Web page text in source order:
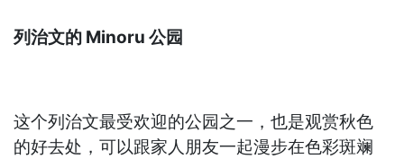
列治文的 Minoru 公园
这个列治文最受欢迎的公园之一，也是观赏秋色
的好去处，可以跟家人朋友一起漫步在色彩斑斓